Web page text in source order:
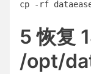
5 恢复
/opt/